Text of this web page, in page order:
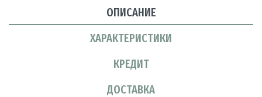
ОПИСАНИЕ
ХАРАКТЕРИСТИКИ
КРЕДИТ
ДОСТАВКА